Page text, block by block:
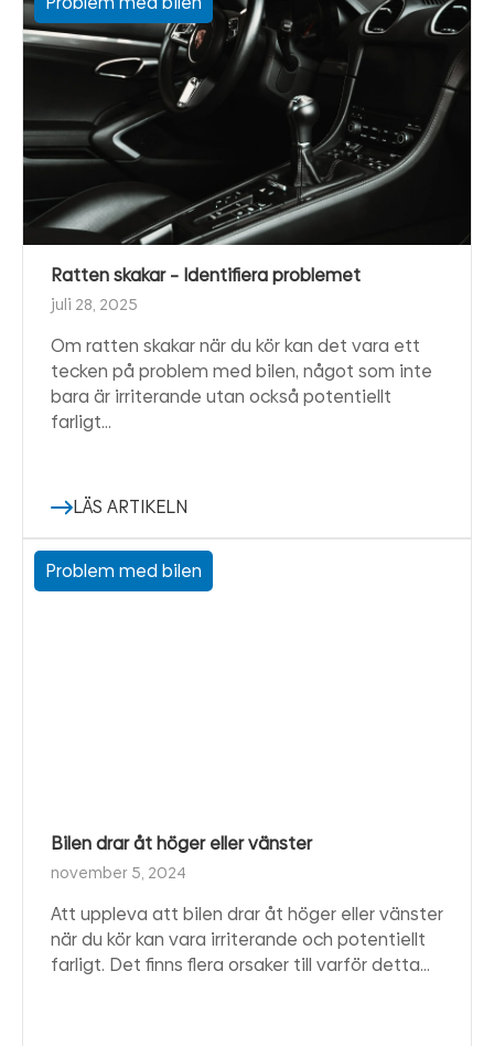
Ratten skakar – Identifiera problemet
juli 28, 2025
Om ratten skakar när du kör kan det vara ett
tecken på problem med bilen, något som inte
bara är irriterande utan också potentiellt
farligt…
LÄS ARTIKELN
Problem med bilen
Bilen drar åt höger eller vänster
november 5, 2024
Att uppleva att bilen drar åt höger eller vänster
när du kör kan vara irriterande och potentiellt
farligt. Det finns flera orsaker till varför detta…